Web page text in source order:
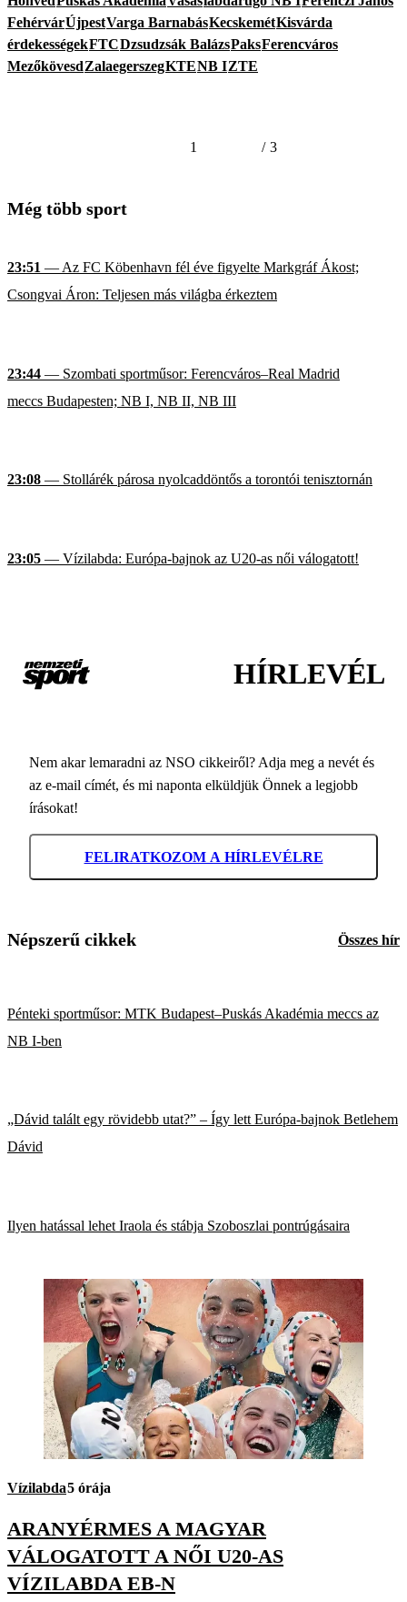
FehérvárÚjpestVarga BarnabásKecskemétKisvárda
érdekességekFTCDzsudzsák BalázsPaksFerencváros
MezőkövesdZalaegerszegKTENB IZTE
1 / 3
Még több sport
23:51 — Az FC Köbenhavn fél éve figyelte Markgráf Ákost;
Csongvai Áron: Teljesen más világba érkeztem
23:44 — Szombati sportműsor: Ferencváros–Real Madrid
meccs Budapesten; NB I, NB II, NB III
23:08 — Stollárék párosa nyolcaddöntős a torontói tenisztornán
23:05 — Vízilabda: Európa-bajnok az U20-as női válogatott!
HÍRLEVÉL
Nem akar lemaradni az NSO cikkeiről? Adja meg a nevét és
az e-mail címét, és mi naponta elküldjük Önnek a legjobb
írásokat!
FELIRATKOZOM A HÍRLEVÉLRE
Népszerű cikkek Összes hír
Pénteki sportműsor: MTK Budapest–Puskás Akadémia meccs az
NB I-ben
„Dávid talált egy rövidebb utat?” – Így lett Európa-bajnok Betlehem
Dávid
Ilyen hatással lehet Iraola és stábja Szoboszlai pontrúgásaira
Vízilabda5 órája
ARANYÉRMES A MAGYAR
VÁLOGATOTT A NŐI U20-AS
VÍZILABDA EB-N